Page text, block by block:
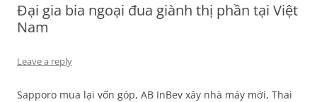
Đại gia bia ngoại đua giành thị phần tại Việt
Nam
Leave a reply
Sapporo mua lại vốn góp, AB InBev xây nhà máy mới, Thai